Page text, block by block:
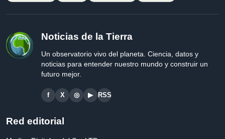
Noticias de la Tierra
Un observatorio vivo del planeta. Ciencia, datos y
noticias para entender nuestro mundo y construir un
futuro mejor.
f X ◎ ▶ RSS
Red editorial